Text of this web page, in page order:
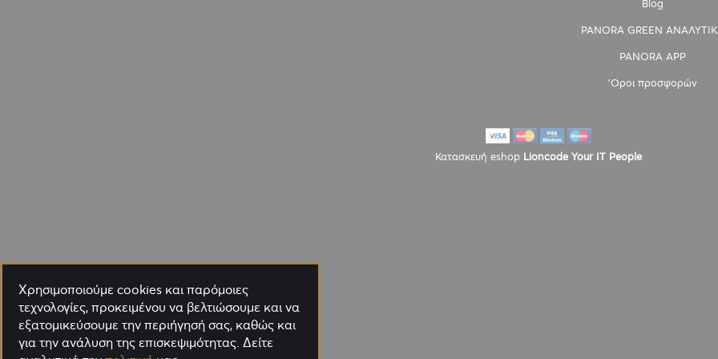
Blog
PANORA GREEN
PANORA APP
'Οροι προσφορών
Κατασκευή eshop Lioncode Your IT People
Χρησιμοποιούμε cookies και παρόμοιες
τεχνολογίες, προκειμένου να βελτιώσουμε και να
εξατομικεύσουμε την περιήγησή σας, καθώς και
για την ανάλυση της επισκεψιμότητας. Δείτε